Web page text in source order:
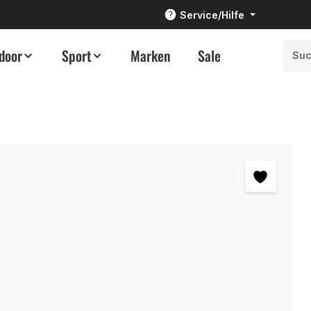
Service/Hilfe
Sport Marken Sale